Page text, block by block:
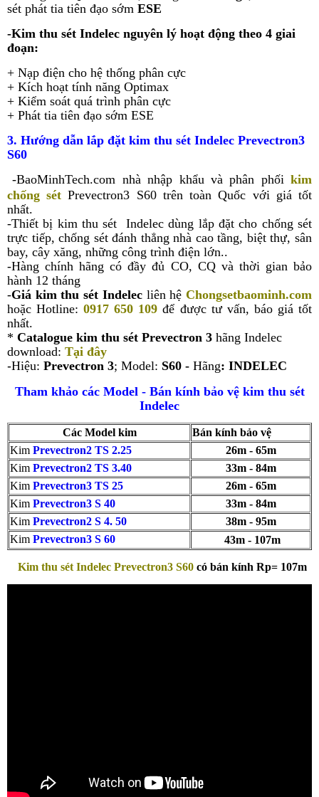
sét phát tia tiên đạo sớm ESE
-Kim thu sét Indelec nguyên lý hoạt động theo 4 giai
đoạn:
+ Nạp điện cho hệ thống phân cực
+ Kích hoạt tính năng Optimax
+ Kiểm soát quá trình phân cực
+ Phát tia tiên đạo sớm ESE
3. Hướng dẫn lắp đặt kim thu sét Indelec Prevectron3
S60
-BaoMinhTech.com nhà nhập khẩu và phân phối kim
chống sét Prevectron3 S60 trên toàn Quốc với giá tốt
nhất.
-Thiết bị kim thu sét Indelec dùng lắp đặt cho chống sét
trực tiếp, chống sét đánh thẳng nhà cao tầng, biệt thự, sân
bay, cây xăng, những công trình điện lớn..
-Hàng chính hãng có đầy đủ CO, CQ và thời gian bảo
hành 12 tháng
-Giá kim thu sét Indelecliên hệChongsetbaominh.com
hoặc Hotline:0917 650 109 để được tư vấn, báo giá tốt
nhất.
* Catalogue kim thu sét Prevectron 3 hãng Indelec
download: Tại đây
-Hiệu: Prevectron 3; Model: S60 - Hãng: INDELEC
Tham khảo các Model - Bán kính bảo vệ kim thu sét
Indelec
Các Model kim
Bán kính bảo vệ
Kim Prevectron2 TS 2.25
26m - 65m
Kim Prevectron2 TS 3.40
33m - 84m
Kim Prevectron3 TS 25
26m - 65m
Kim Prevectron3 S 40
33m - 84m
Kim Prevectron2 S 4. 50
38m - 95m
Kim Prevectron3 S 60 43m - 107m
Kim thu sét Indelec Prevectron3 S60 có bán kính Rp= 107m